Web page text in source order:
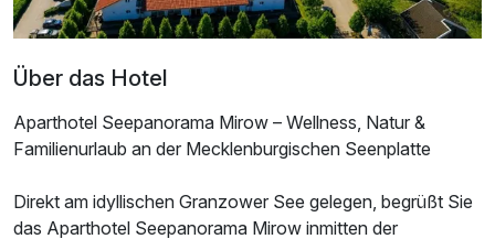
1 Erwachsenen und 2 Kinder
Über das Hotel
Aparthotel Seepanorama Mirow – Wellness, Natur &
Familienurlaub an der Mecklenburgischen Seenplatte
Direkt am idyllischen Granzower See gelegen, begrüßt Sie
das Aparthotel Seepanorama Mirow inmitten der